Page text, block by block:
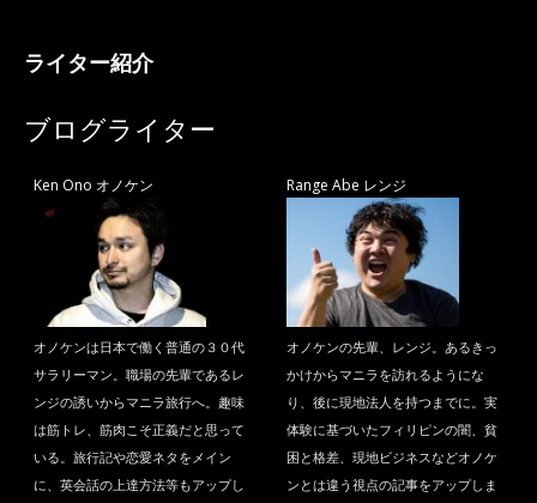
ライター紹介
ブログライター
Ken Ono オノケン
オノケンは日本で働く普通の３０代
サラリーマン。職場の先輩であるレ
ンジの誘いからマニラ旅行へ。趣味
は筋トレ、筋肉こそ正義だと思って
いる。旅行記や恋愛ネタをメイン
に、英会話の上達方法等もアップし
Range Abe レンジ
オノケンの先輩、レンジ。あるきっ
かけからマニラを訪れるようにな
り、後に現地法人を持つまでに。実
体験に基づいたフィリピンの闇、貧
困と格差、現地ビジネスなどオノケ
ンとは違う視点の記事をアップしま